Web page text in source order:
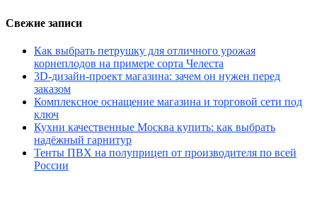
Свежие записи
Как выбрать петрушку для отличного урожая
корнеплодов на примере сорта Челеста
3D-дизайн-проект магазина: зачем он нужен перед
заказом
Комплексное оснащение магазина и торговой сети под
ключ
Кухни качественные Москва купить: как выбрать
надёжный гарнитур
Тенты ПВХ на полуприцеп от производителя по всей
России